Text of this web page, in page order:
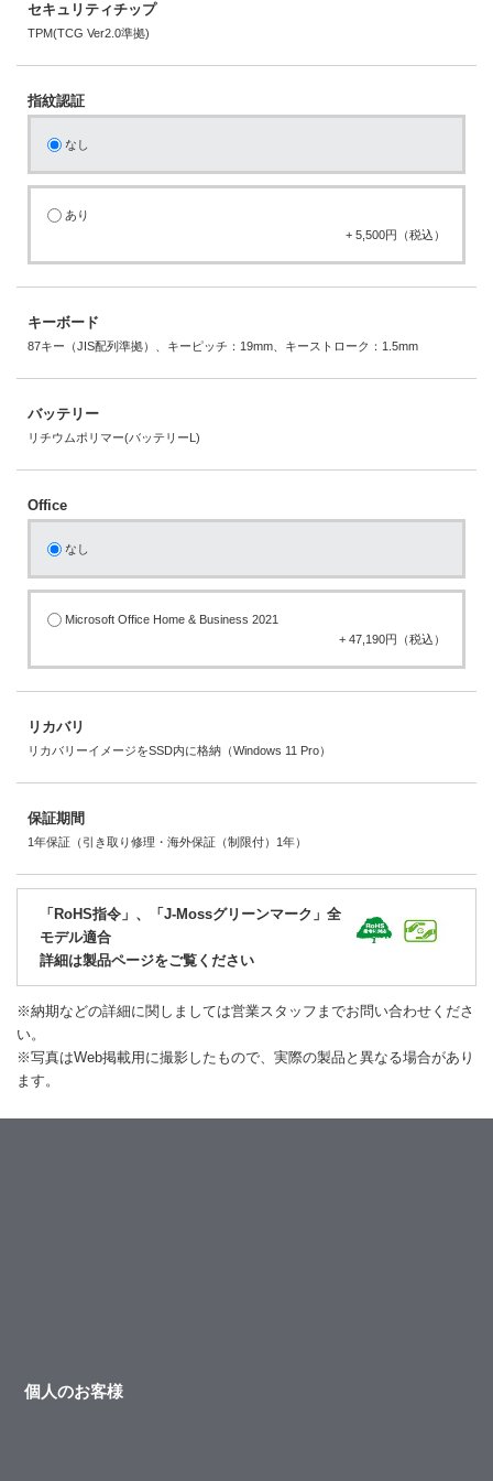
セキュリティチップ
TPM(TCG Ver2.0準拠)
指紋認証
なし
あり
+ 5,500円（税込）
キーボード
87キー（JIS配列準拠）、キーピッチ：19mm、キーストローク：1.5mm
バッテリー
リチウムポリマー(バッテリーL)
Office
なし
Microsoft Office Home & Business 2021
+ 47,190円（税込）
リカバリ
リカバリーイメージをSSD内に格納（Windows 11 Pro）
保証期間
1年保証（引き取り修理・海外保証（制限付）1年）
「RoHS指令」、「J-Mossグリーンマーク」全
モデル適合
詳細は製品ページをご覧ください
※納期などの詳細に関しましては営業スタッフまでお問い合わせくださ
い。
※写真はWeb掲載用に撮影したもので、実際の製品と異なる場合があり
ます。
個人のお客様